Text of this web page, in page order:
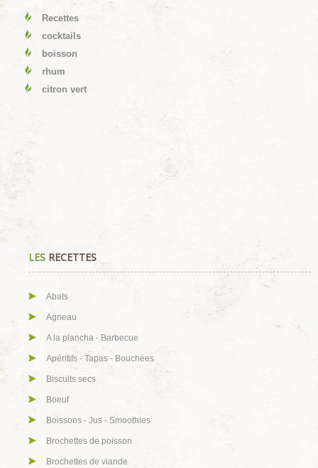
Recettes
cocktails
boisson
rhum
citron vert
LES RECETTES
Abats
Agneau
A la plancha - Barbecue
Apéritifs - Tapas - Bouchées
Biscuits secs
Boeuf
Boissons - Jus - Smoothies
Brochettes de poisson
Brochettes de viande